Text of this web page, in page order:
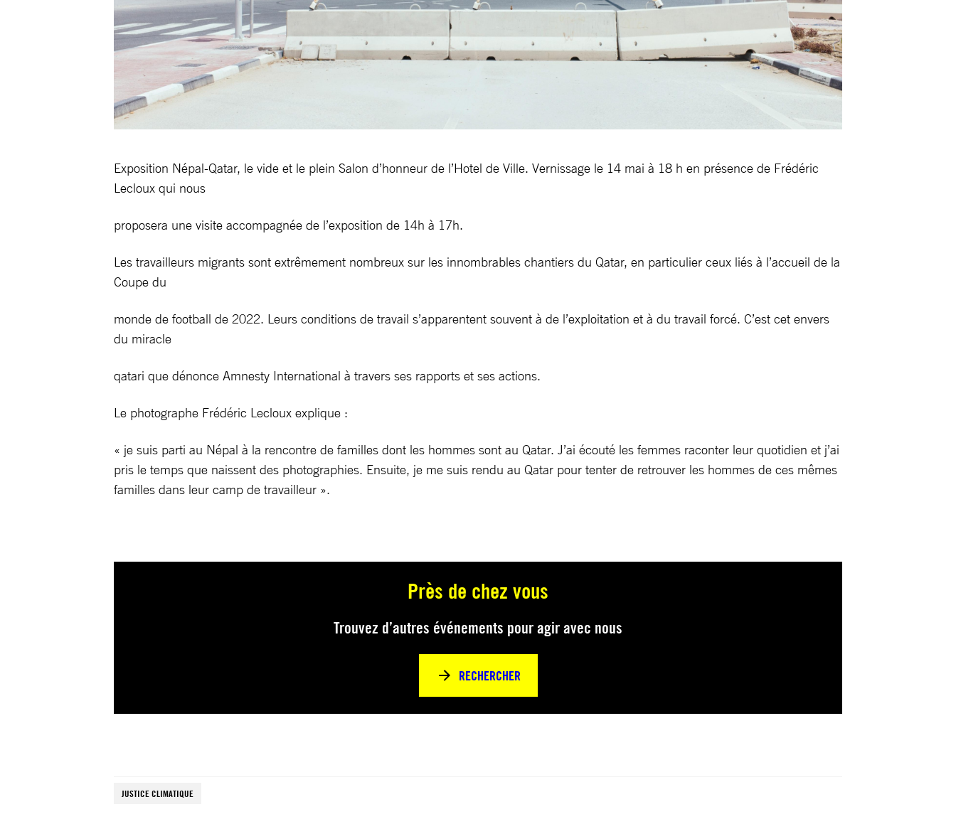
Exposition Népal-Qatar, le vide et le plein Salon d’honneur de l’Hotel de Ville. Vernissage le 14 mai à 18 h en présence de Frédéric
Lecloux qui nous
proposera une visite accompagnée de l’exposition de 14h à 17h.
Les travailleurs migrants sont extrêmement nombreux sur les innombrables chantiers du Qatar, en particulier ceux liés à l’accueil de la
Coupe du
monde de football de 2022. Leurs conditions de travail s’apparentent souvent à de l’exploitation et à du travail forcé. C’est cet envers
du miracle
qatari que dénonce Amnesty International à travers ses rapports et ses actions.
Le photographe Frédéric Lecloux explique :
« je suis parti au Népal à la rencontre de familles dont les hommes sont au Qatar. J’ai écouté les femmes raconter leur quotidien et j’ai
pris le temps que naissent des photographies. Ensuite, je me suis rendu au Qatar pour tenter de retrouver les hommes de ces mêmes
familles dans leur camp de travailleur ».
Près de chez vous
Trouvez d’autres événements pour agir avec nous
RECHERCHER
JUSTICE CLIMATIQUE